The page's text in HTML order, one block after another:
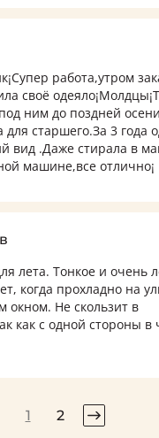
работа,утром
своё
ним до поздней
для старшего.За 3 года
вид .Даже стирала в
машине,все отлично¡
лета. Тонкое и очень
когда прохладно на
окном. Не скользит в
как с одной стороны в
1 2